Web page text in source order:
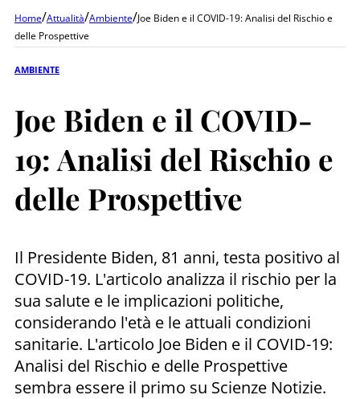
Home/Attualità/Ambiente/Joe Biden e il COVID-19: Analisi del Rischio e
delle Prospettive
AMBIENTE
Joe Biden e il COVID-
19: Analisi del Rischio e
delle Prospettive
Il Presidente Biden, 81 anni, testa positivo al
COVID-19. L'articolo analizza il rischio per la
sua salute e le implicazioni politiche,
considerando l'età e le attuali condizioni
sanitarie. L'articolo Joe Biden e il COVID-19:
Analisi del Rischio e delle Prospettive
sembra essere il primo su Scienze Notizie.